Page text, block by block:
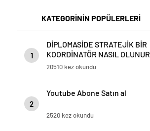
KATEGORİNİN POPÜLERLERİ
1
DİPLOMASİDE STRATEJİK BİR
KOORDİNATÖR NASIL OLUNUR
20510 kez okundu
2
Youtube Abone Satın al
2520 kez okundu